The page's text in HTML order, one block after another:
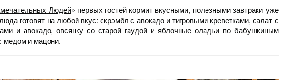
Людей» первых гостей кормит вкусными, полезными завтраки уже
готовят на любой вкус: скрэмбл с авокадо и тигровыми креветками, салат с
и авокадо, овсянку со старой гаудой и яблочные оладьи по бабушкиным
медом и мацони.